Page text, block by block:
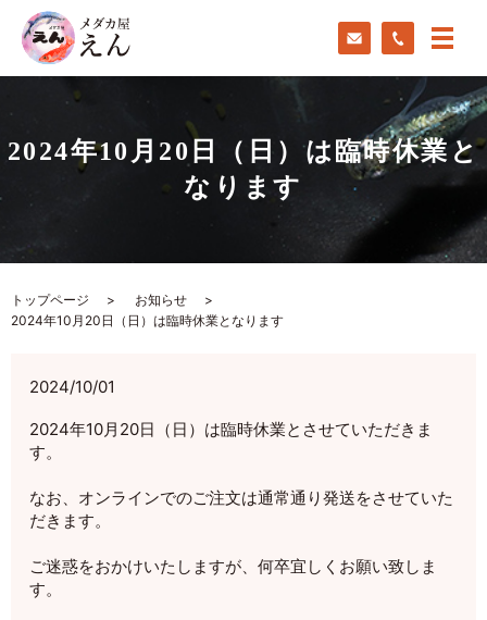
2024年10月20日（日）は臨時休業と
なります
トップページ
お知らせ
2024年10月20日（日）は臨時休業となります
2024/10/01
2024年10月20日（日）は臨時休業とさせていただきま
す。
なお、オンラインでのご注文は通常通り発送をさせていた
だきます。
ご迷惑をおかけいたしますが、何卒宜しくお願い致しま
す。